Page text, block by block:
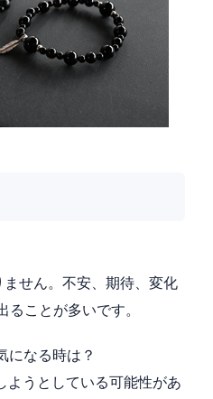
せん。不安、期待、変化
ことが多いです。
になる時は？
ようとしている可能性があ